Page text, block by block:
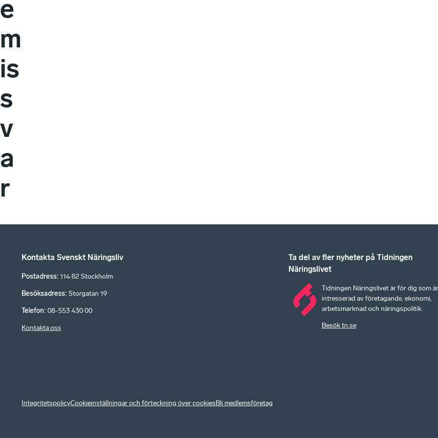
e
m
is
s
v
a
r
Kontakta Svenskt Näringsliv
Postadress: 114 82 Stockholm
Besöksadress: Storgatan 19
Telefon: 08-553 430 00
Kontakta oss
Ta del av fler nyheter på Tidningen
Näringslivet
Tidningen Näringslivet är för dig som är
intresserad av företagande, ekonomi,
arbetsmarknad och näringspolitik.
Besök tn.se
IntegritetspolicyCookieinställningar och förteckning över cookiesBli medlemsföretag